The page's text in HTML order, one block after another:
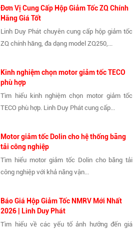
Đơn Vị Cung Cấp Hộp Giảm Tốc ZQ Chính
Hãng Giá Tốt
Linh Duy Phát chuyên cung cấp hộp giảm tốc
ZQ chính hãng, đa dạng model ZQ250,...
Kinh nghiệm chọn motor giảm tốc TECO
phù hợp
Tìm hiểu kinh nghiệm chọn motor giảm tốc
TECO phù hợp. Linh Duy Phát cung cấp...
Motor giảm tốc Dolin cho hệ thống băng
tải công nghiệp
Tìm hiểu motor giảm tốc Dolin cho băng tải
công nghiệp với khả năng vận...
Báo Giá Hộp Giảm Tốc NMRV Mới Nhất
2026 | Linh Duy Phát
Tìm hiểu về các yếu tố ảnh hưởng đến giá